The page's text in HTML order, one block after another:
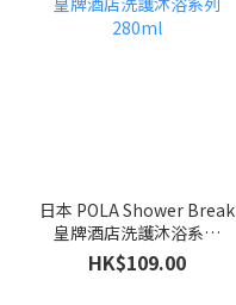
日本 POLA Shower Break
皇牌酒店洗護沐浴系列
280ml
HK$109.00